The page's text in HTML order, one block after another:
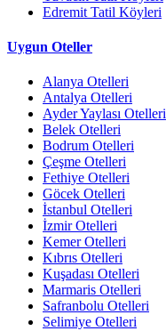
Edremit Tatil Köyleri
Uygun Oteller
Alanya Otelleri
Antalya Otelleri
Ayder Yaylası Otelleri
Belek Otelleri
Bodrum Otelleri
Çeşme Otelleri
Fethiye Otelleri
Göcek Otelleri
İstanbul Otelleri
İzmir Otelleri
Kemer Otelleri
Kıbrıs Otelleri
Kuşadası Otelleri
Marmaris Otelleri
Safranbolu Otelleri
Selimiye Otelleri